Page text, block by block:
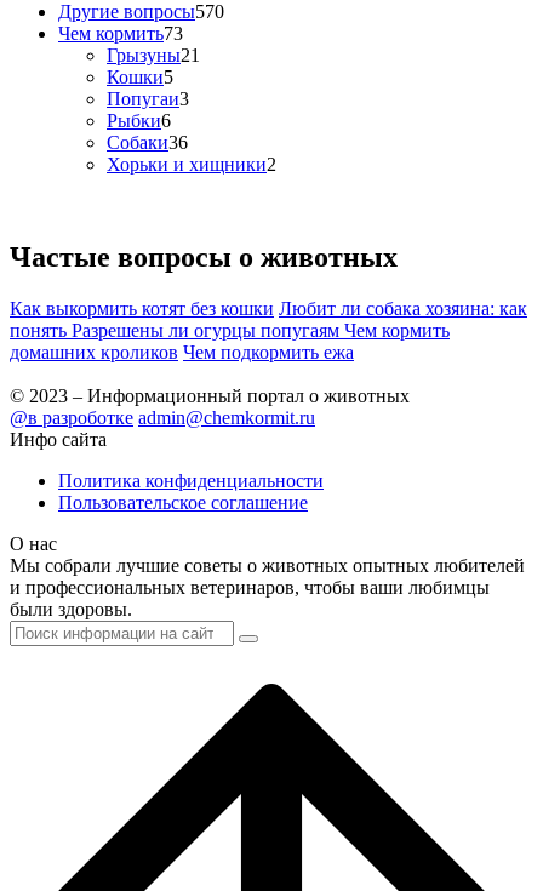
Другие вопросы570
Чем кормить73
Грызуны21
Кошки5
Попугаи3
Рыбки6
Собаки36
Хорьки и хищники2
Частые вопросы о животных
Как выкормить котят без кошки Любит ли собака хозяина: как
понять Разрешены ли огурцы попугаям Чем кормить
домашних кроликов Чем подкормить ежа
© 2023 – Информационный портал о животных
@в разроботке admin@chemkormit.ru
Инфо сайта
Политика конфиденциальности
Пользовательское соглашение
О нас
Мы собрали лучшие советы о животных опытных любителей
и профессиональных ветеринаров, чтобы ваши любимцы
были здоровы.